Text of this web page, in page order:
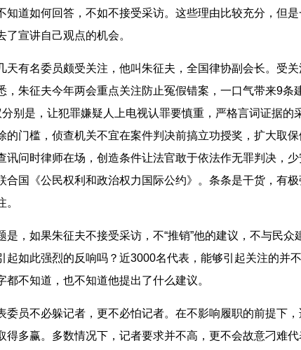
知道如何回答，不如不接受采访。这些理由比较充分，但
了宣讲自己观点的机会。
有名委员颇受关注，他叫朱征夫，全国律协副会长。受关
，朱征夫今年两会重点关注防止冤假错案，一口气带来9条
别是，让犯罪嫌疑人上电视认罪要慎重，严格言词证据的
的门槛，侦查机关不宜在案件判决前搞立功授奖，扩大取保
讯问时律师在场，创造条件让法官敢于依法作无罪判决，
合国《公民权利和政治权力国际公约》。条条是干货，有
。
，如果朱征夫不接受采访，不“推销”他的建议，不与民众
起如此强烈的反响吗？近3000名代表，能够引起关注的并
都不知道，也不知道他提出了什么建议。
员不必躲记者，更不必怕记者。在不影响履职的前提下，
得多赢。多数情况下，记者要求并不高，更不会故意刁难